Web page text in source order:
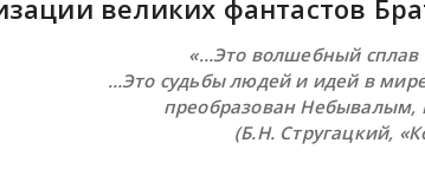
великих фантастов
«…Это волшебный сплав
…Это судьбы людей и идей в
преобразован
(Б.Н. Стругацкий,